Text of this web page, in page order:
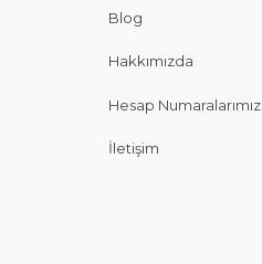
Blog
Hakkımızda
Hesap Numaralarımız
İletişim